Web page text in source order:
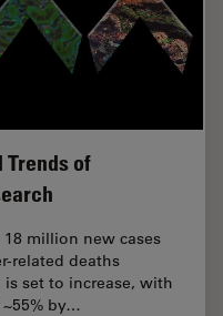
Trends of
million new cases
related deaths
set to increase, with
by…